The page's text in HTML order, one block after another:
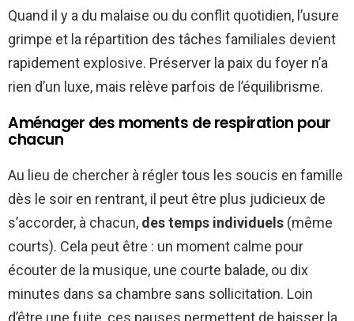
Quand il y a du malaise ou du conflit quotidien, l’usure
grimpe et la répartition des tâches familiales devient
rapidement explosive. Préserver la paix du foyer n’a
rien d’un luxe, mais relève parfois de l’équilibrisme.
Aménager des moments de respiration pour
chacun
Au lieu de chercher à régler tous les soucis en famille
dès le soir en rentrant, il peut être plus judicieux de
s’accorder, à chacun, des temps individuels (même
courts). Cela peut être : un moment calme pour
écouter de la musique, une courte balade, ou dix
minutes dans sa chambre sans sollicitation. Loin
d’être une fuite, ces pauses permettent de baisser la